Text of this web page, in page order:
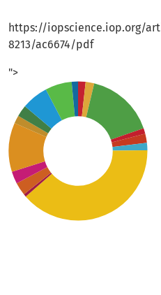
https://iopscience.iop.org/
8213/ac6674/pdf
">